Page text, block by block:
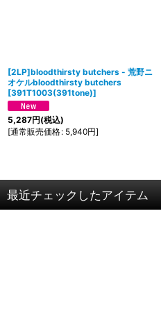
[2LP]bloodthirsty butchers - 荒野ニ
オケルbloodthirsty butchers
[391T1003(391tone)]
5,287円(税込)
[通常販売価格: 5,940円]
最近チェックしたアイテム